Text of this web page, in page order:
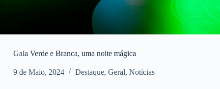
Gala Verde e Branca, uma noite mágica
9 de Maio, 2024 Destaque, Geral, Notícias